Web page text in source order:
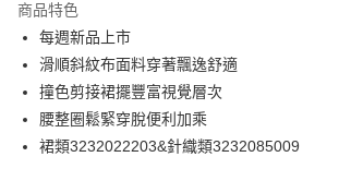
臺灣中小企業銀行
匯豐（台灣）商業銀行
聯邦商業銀行
元大商業銀行
玉山商業銀行
台灣樂天信用卡公司
Apple Pay
街口支付
悠遊付
全盈+PAY
商品特色
每週新品上市
滑順斜紋布面料穿著飄逸舒適
撞色剪接裙擺豐富視覺層次
腰整圈鬆緊穿脫便利加乘
裙類3232022203&針織類3232085009